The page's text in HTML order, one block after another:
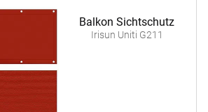
Balkon Sichtschutz
Irisun Uniti G211